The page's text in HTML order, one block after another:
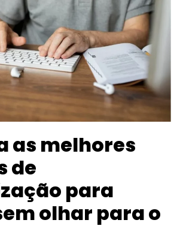
as melhores
de
para
olhar para o